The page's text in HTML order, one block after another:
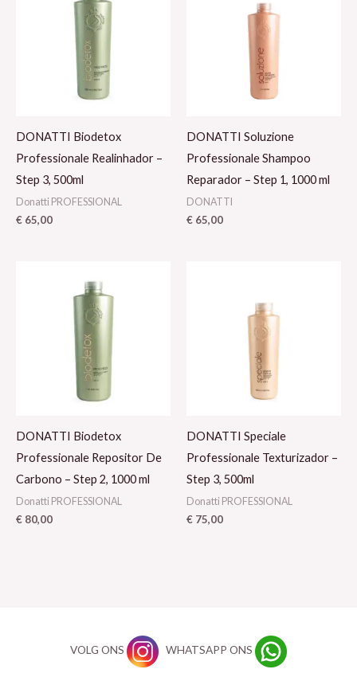
DONATTI Biodetox
Professionale Realinhador –
Step 3, 500ml
Donatti PROFESSIONAL
€ 65,00
DONATTI Soluzione
Professionale Shampoo
Reparador – Step 1, 1000 ml
DONATTI
€ 65,00
DONATTI Biodetox
Professionale Repositor De
Carbono – Step 2, 1000 ml
Donatti PROFESSIONAL
€ 80,00
DONATTI Speciale
Professionale Texturizador –
Step 3, 500ml
Donatti PROFESSIONAL
€ 75,00
VOLG ONS WHATSAPP ONS